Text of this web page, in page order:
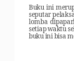
Buku ini
seputar
lomba
setiap waktu
buku ini bisa